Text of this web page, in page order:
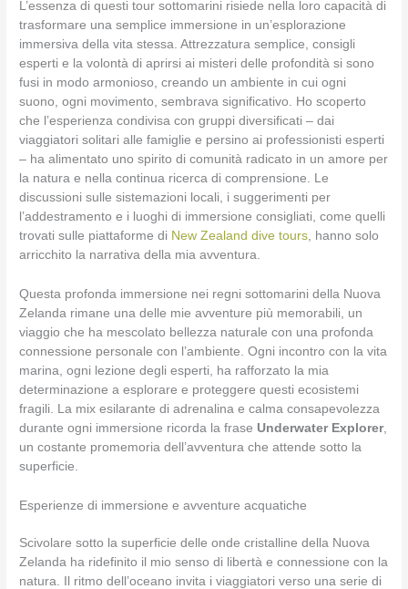
L’essenza di questi tour sottomarini risiede nella loro capacità di
trasformare una semplice immersione in un’esplorazione
immersiva della vita stessa. Attrezzatura semplice, consigli
esperti e la volontà di aprirsi ai misteri delle profondità si sono
fusi in modo armonioso, creando un ambiente in cui ogni
suono, ogni movimento, sembrava significativo. Ho scoperto
che l’esperienza condivisa con gruppi diversificati – dai
viaggiatori solitari alle famiglie e persino ai professionisti esperti
– ha alimentato uno spirito di comunità radicato in un amore per
la natura e nella continua ricerca di comprensione. Le
discussioni sulle sistemazioni locali, i suggerimenti per
l’addestramento e i luoghi di immersione consigliati, come quelli
trovati sulle piattaforme di New Zealand dive tours, hanno solo
arricchito la narrativa della mia avventura.
Questa profonda immersione nei regni sottomarini della Nuova
Zelanda rimane una delle mie avventure più memorabili, un
viaggio che ha mescolato bellezza naturale con una profonda
connessione personale con l’ambiente. Ogni incontro con la vita
marina, ogni lezione degli esperti, ha rafforzato la mia
determinazione a esplorare e proteggere questi ecosistemi
fragili. La mix esilarante di adrenalina e calma consapevolezza
durante ogni immersione ricorda la frase Underwater Explorer,
un costante promemoria dell’avventura che attende sotto la
superficie.
Esperienze di immersione e avventure acquatiche
Scivolare sotto la superficie delle onde cristalline della Nuova
Zelanda ha ridefinito il mio senso di libertà e connessione con la
natura. Il ritmo dell’oceano invita i viaggiatori verso una serie di